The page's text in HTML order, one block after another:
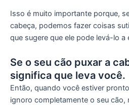
Isso é muito importante porque,
cabeça, podemos fazer coisas
que sugere que ele pode levá-lo a
Se o seu cão puxar a
significa que leva você.
Então, quando você estiver
ignoro completamente o seu cão,